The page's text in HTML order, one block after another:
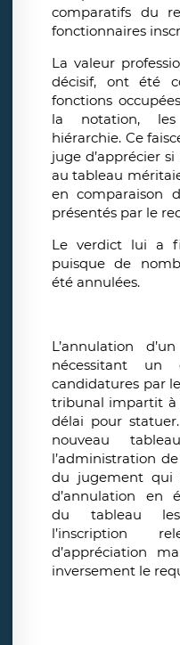
comparatifs du
fonctionnaires
La valeur
décisif, ont été
fonctions
la notation,
hiérarchie. Ce
juge d’apprécier
au tableau
en comparaison
présentés par le
Le verdict lui a
puisque de
été annulées.
L’annulation
nécessitant un
candidatures par
tribunal impartit à
délai pour
nouveau
l’administration
du jugement qui
d’annulation en
du tableau
l’inscription
d’appréciation
inversement le